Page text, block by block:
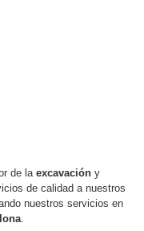
de la excavacióny
de calidad a nuestros
nuestros servicios en
.